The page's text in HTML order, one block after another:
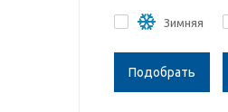
Зимняя